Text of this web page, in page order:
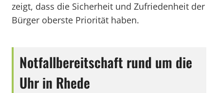
zeigt, dass die Sicherheit und Zufriedenheit der
Bürger oberste Priorität haben.
Notfallbereitschaft rund um die
Uhr in Rhede